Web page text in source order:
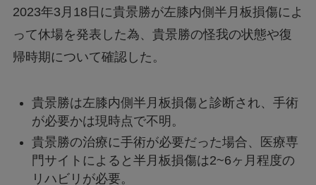
2023年3月18日に貴景勝が左膝内側半月板損傷によ
って休場を発表した為、貴景勝の怪我の状態や復
帰時期について確認した。
貴景勝は左膝内側半月板損傷と診断され、手術
が必要かは現時点で不明。
貴景勝の治療に手術が必要だった場合、医療専
門サイトによると半月板損傷は2~6ヶ月程度の
リハビリが必要。